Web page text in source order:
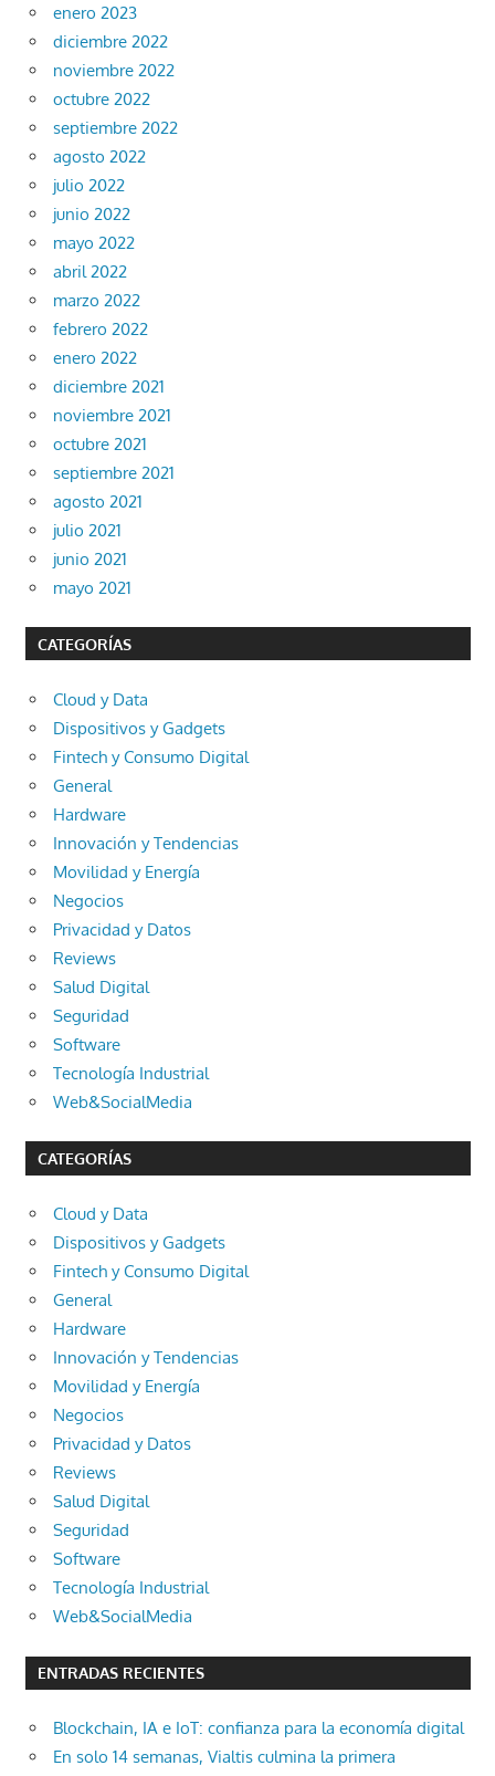
enero 2023
diciembre 2022
noviembre 2022
octubre 2022
septiembre 2022
agosto 2022
julio 2022
junio 2022
mayo 2022
abril 2022
marzo 2022
febrero 2022
enero 2022
diciembre 2021
noviembre 2021
octubre 2021
septiembre 2021
agosto 2021
julio 2021
junio 2021
mayo 2021
CATEGORÍAS
Cloud y Data
Dispositivos y Gadgets
Fintech y Consumo Digital
General
Hardware
Innovación y Tendencias
Movilidad y Energía
Negocios
Privacidad y Datos
Reviews
Salud Digital
Seguridad
Software
Tecnología Industrial
Web&SocialMedia
CATEGORÍAS
Cloud y Data
Dispositivos y Gadgets
Fintech y Consumo Digital
General
Hardware
Innovación y Tendencias
Movilidad y Energía
Negocios
Privacidad y Datos
Reviews
Salud Digital
Seguridad
Software
Tecnología Industrial
Web&SocialMedia
ENTRADAS RECIENTES
Blockchain, IA e IoT: confianza para la economía digital
En solo 14 semanas, Vialtis culmina la primera